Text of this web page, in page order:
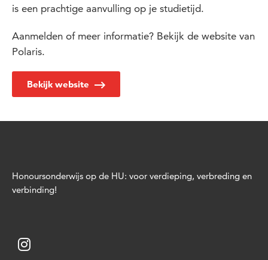
is een prachtige aanvulling op je studietijd.
Aanmelden of meer informatie? Bekijk de website van
Polaris.
Bekijk website
Honoursonderwijs op de HU: voor verdieping, verbreding en
verbinding!